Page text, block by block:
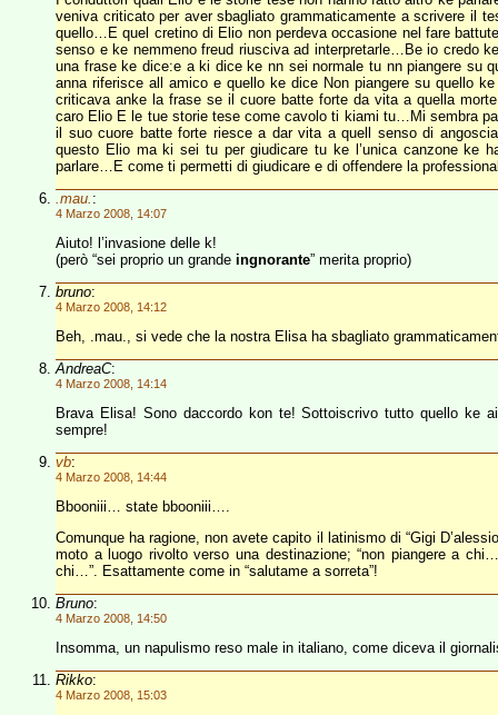
veniva criticato per aver sbagliato grammaticamente a scrivere il
quello…E quel cretino di Elio non perdeva occasione nel fare
senso e ke nemmeno freud riusciva ad interpretarle…Be io credo
una frase ke dice:e a ki dice ke nn sei normale tu nn piangere
anna riferisce all amico e quello ke dice Non piangere su quello
criticava anke la frase se il cuore batte forte da vita a quella
caro Elio E le tue storie tese come cavolo ti kiami tu…Mi sembra
il suo cuore batte forte riesce a dar vita a quell senso di
questo Elio ma ki sei tu per giudicare tu ke l’unica canzone ke
parlare…E come ti permetti di giudicare e di offendere la
.mau. :
4 Marzo 2008, 14:07
Aiuto! l’invasione delle k!
(però “sei proprio un grande ingnorante” merita proprio)
bruno:
4 Marzo 2008, 14:12
Beh, .mau., si vede che la nostra Elisa ha sbagliato
AndreaC:
4 Marzo 2008, 14:14
Brava Elisa! Sono daccordo kon te! Sottoiscrivo tutto quello ke
sempre!
vb:
4 Marzo 2008, 14:44
Bbooniii… state bbooniii….
Comunque ha ragione, non avete capito il latinismo di “Gigi
moto a luogo rivolto verso una destinazione; “non piangere a
chi…”. Esattamente come in “salutame a sorreta”!
Bruno:
4 Marzo 2008, 14:50
Insomma, un napulismo reso male in italiano, come diceva il
Rikko:
4 Marzo 2008, 15:03